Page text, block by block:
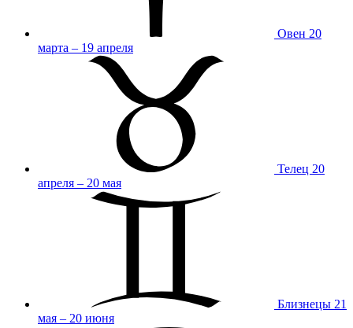
Овен 20
марта – 19 апреля
Телец 20
апреля – 20 мая
Близнецы 21
мая – 20 июня